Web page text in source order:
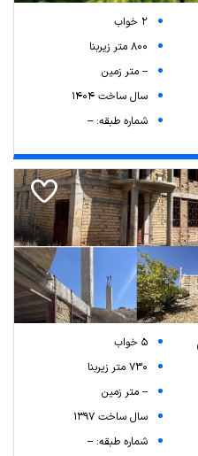
2 خواب
800 متر زیربنا
-- متر زمین
سال ساخت 1404
شماره طبقه: --
5 خواب
730 متر زیربنا
-- متر زمین
سال ساخت 1397
شماره طبقه: --